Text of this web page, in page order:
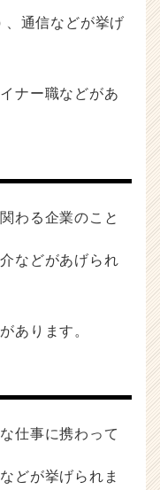
通信などが挙げ
ナー職などがあ
わる企業のこと
などがあげられ
あります。
仕事に携わって
どが挙げられま